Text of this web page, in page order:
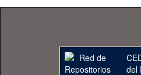
del